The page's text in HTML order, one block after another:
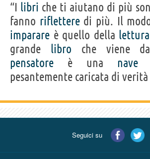
“I libri che ti aiutano di più
fanno rifletteredi più. Il
imparare è quello della lettura
grande libro che viene
pensatore è una nave
pesantemente caricata di verità
Seguici su